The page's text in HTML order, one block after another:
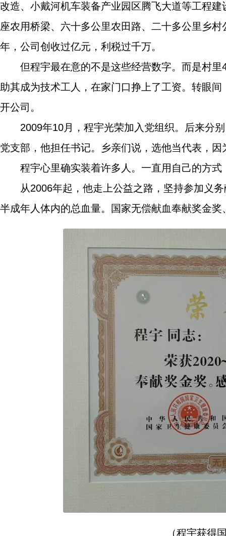
改造、小戴河机车装备产业园区腾飞大道等工程
座农用桥梁、六十多公里农田路、二十多公里乡
年，公司创收过亿元，利税过千万。
但程宇最在意的不是这些经营数字。而是村
助其成为技术工人，在家门口挣上了工资。转眼
开公司。
2009年10月，程宇光荣加入党组织。后来分
党支部，他担任书记。乡亲们说，选他当代表，
程宇心里确实装着许多人。一直用自己的方
从2006年起，他走上公益之路，坚持参加义
半成年人体内的总血量。国家无偿献血奉献奖金
（程宇获得